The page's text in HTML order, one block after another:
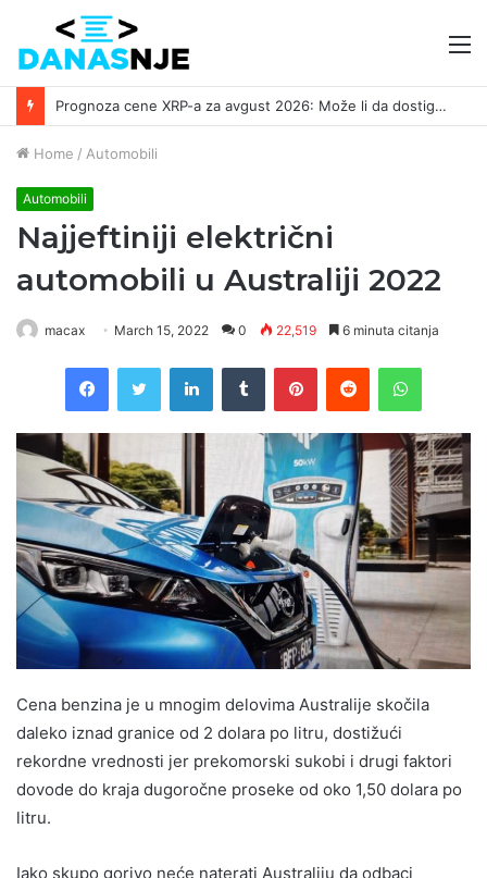
Prognoza cene XRP-a za avgust 2026: Može li da dostigne 1,50 dolara? ￼
Home / Automobili
Automobili
Najjeftiniji električni
automobili u Australiji 2022
macax March 15, 2022 0 22,519 6 minuta citanja
FacebookTwitter LinkedInTumblr PinterestReddit
Cena benzina je u mnogim delovima Australije skočila
daleko iznad granice od 2 dolara po litru, dostižući
rekordne vrednosti jer prekomorski sukobi i drugi faktori
dovode do kraja dugoročne proseke od oko 1,50 dolara po
litru.
Iako skupo gorivo neće naterati Australiju da odbaci